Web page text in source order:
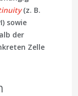
(z. B.
sowie
der
Zelle